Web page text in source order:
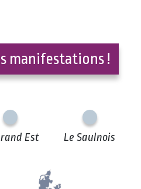
manifestations !
Est Le Saulnois